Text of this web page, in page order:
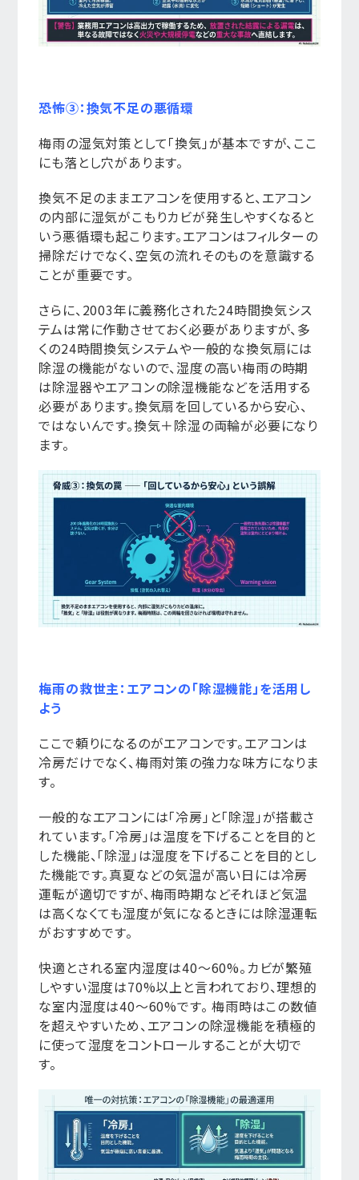
恐怖③：換気不足の悪循環
梅雨の湿気対策として「換気」が基本ですが、ここ
にも落とし穴があります。
換気不足のままエアコンを使用すると、エアコン
の内部に湿気がこもりカビが発生しやすくなると
いう悪循環も起こります。エアコンはフィルターの
掃除だけでなく、空気の流れそのものを意識する
ことが重要です。
さらに、2003年に義務化された24時間換気シス
テムは常に作動させておく必要がありますが、多
くの24時間換気システムや一般的な換気扇には
除湿の機能がないので、湿度の高い梅雨の時期
は除湿器やエアコンの除湿機能などを活用する
必要があります。換気扇を回しているから安心、
ではないんです。換気＋除湿の両輪が必要になり
ます。
梅雨の救世主：エアコンの「除湿機能」を活用し
よう
ここで頼りになるのがエアコンです。エアコンは
冷房だけでなく、梅雨対策の強力な味方になりま
す。
一般的なエアコンには「冷房」と「除湿」が搭載さ
れています。「冷房」は温度を下げることを目的と
した機能、「除湿」は湿度を下げることを目的とし
た機能です。真夏などの気温が高い日には冷房
運転が適切ですが、梅雨時期などそれほど気温
は高くなくても湿度が気になるときには除湿運転
がおすすめです。
快適とされる室内湿度は40〜60%。カビが繁殖
しやすい湿度は70%以上と言われており、理想的
な室内湿度は40〜60%です。 梅雨時はこの数値
を超えやすいため、エアコンの除湿機能を積極的
に使って湿度をコントロールすることが大切で
す。